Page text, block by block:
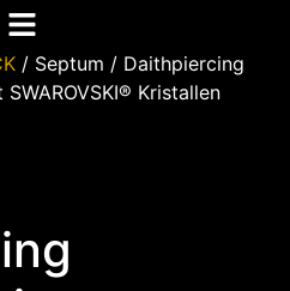
/ Septum / Daithpiercing
Kristallen